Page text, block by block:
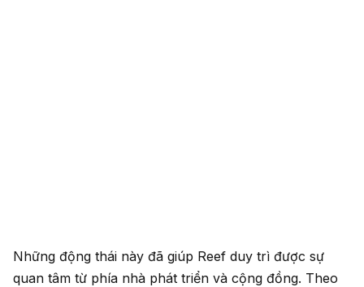
Những động thái này đã giúp Reef duy trì được sự
quan tâm từ phía nhà phát triển và cộng đồng. Theo